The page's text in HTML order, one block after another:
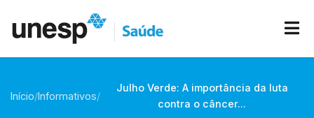
Início/Informativos/
Julho Verde: A importância da luta
contra o câncer...